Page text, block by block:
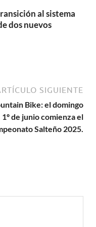
al sistema
dos nuevos
SIGUIENTE
Bike: el domingo
1º de junio comienza el
Salteño 2025.